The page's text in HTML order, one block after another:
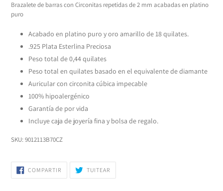
producto
a
carrito
Brazalete de barras con Circonitas repetidas de 2 mm acabadas en platino
puro
Acabado en platino puro y oro amarillo de 18 quilates.
.925 Plata Esterlina Preciosa
Peso total de 0,44 quilates
Peso total en quilates basado en el equivalente de diamante
Auricular con circonita cúbica impecable
100% hipoalergénico
Garantía de por vida
Incluye caja de joyería fina y bolsa de regalo.
SKU:9012113B70CZ
COMPARTIR COMPARTIR
FACEBOOK
TUITEAR
TWITTER